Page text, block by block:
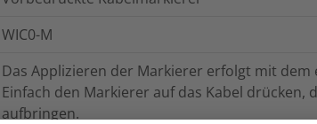
WIC0-M
Das Applizieren der Markierer erfolgt mit dem
Einfach den Markierer auf das Kabel
aufbringen.